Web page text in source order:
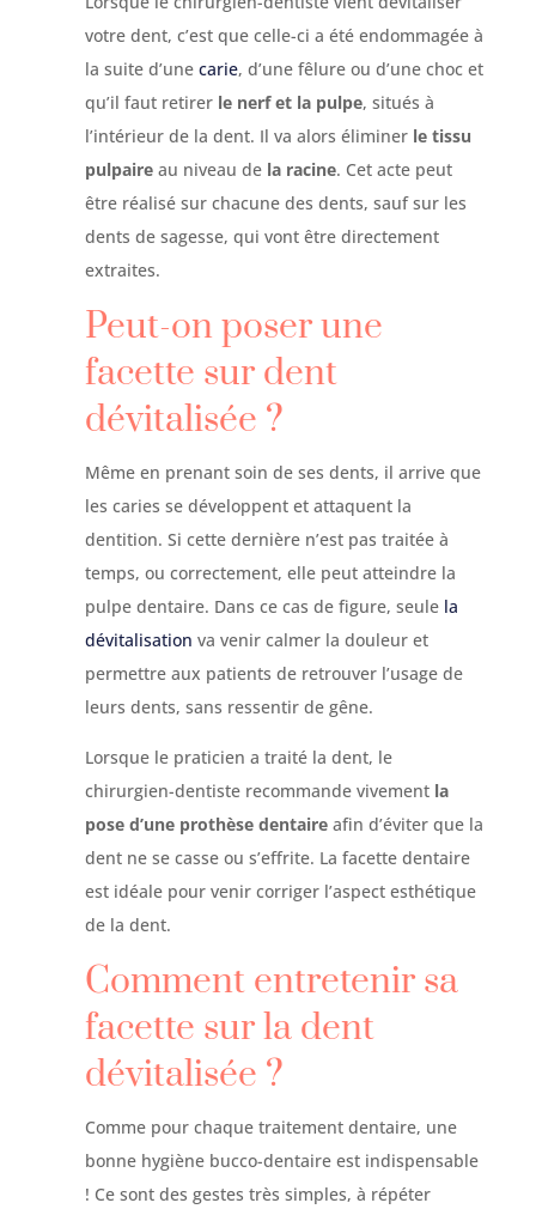
votre dent, c’est que celle-ci a été endommagée à
la suite d’une carie, d’une fêlure ou d’une choc et
qu’il faut retirer le nerf et la pulpe, situés à
l’intérieur de la dent. Il va alors éliminer le tissu
pulpaireau niveau dela racine. Cet acte peut
être réalisé sur chacune des dents, sauf sur les
dents de sagesse, qui vont être directement
extraites.
Peut-on poser une
facette sur dent
dévitalisée ?
Même en prenant soin de ses dents, il arrive que
les caries se développent et attaquent la
dentition. Si cette dernière n’est pas traitée à
temps, ou correctement, elle peut atteindre la
pulpe dentaire. Dans ce cas de figure, seule la
dévitalisation va venir calmer la douleur et
permettre aux patients de retrouver l’usage de
leurs dents, sans ressentir de gêne.
Lorsque le praticien a traité la dent, le
chirurgien-dentiste recommande vivementla
pose d’une prothèse dentaireafin d’éviter que la
dent ne se casse ou s’effrite. La facette dentaire
est idéale pour venir corriger l’aspect esthétique
de la dent.
Comment entretenir sa
facette sur la dent
dévitalisée ?
Comme pour chaque traitement dentaire, une
bonne hygiène bucco-dentaire est indispensable
! Ce sont des gestes très simples, à répéter